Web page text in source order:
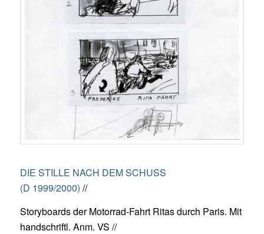
DIE STILLE NACH DEM SCHUSS
(D 1999/2000) //
Storyboards der Motorrad-Fahrt Ritas durch Paris. Mit
handschriftl. Anm. VS //